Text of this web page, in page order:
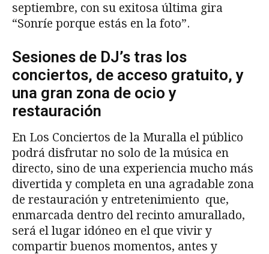
septiembre, con su exitosa última gira
“Sonríe porque estás en la foto”.
Sesiones de DJ’s tras los
conciertos, de acceso gratuito, y
una gran zona de ocio y
restauración
En Los Conciertos de la Muralla el público
podrá disfrutar no solo de la música en
directo, sino de una experiencia mucho más
divertida y completa en una agradable zona
de restauración y entretenimiento que,
enmarcada dentro del recinto amurallado,
será el lugar idóneo en el que vivir y
compartir buenos momentos, antes y